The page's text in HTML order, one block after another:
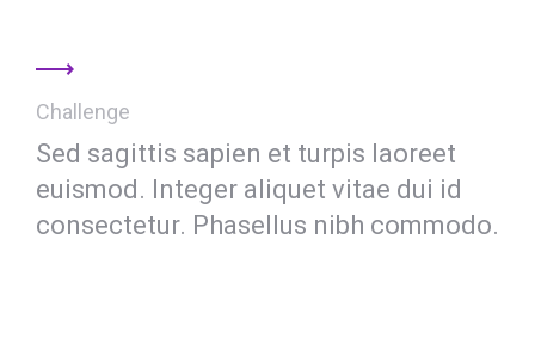
Challenge
Sed sagittis sapien et turpis laoreet
euismod. Integer aliquet vitae dui id
consectetur. Phasellus nibh commodo.